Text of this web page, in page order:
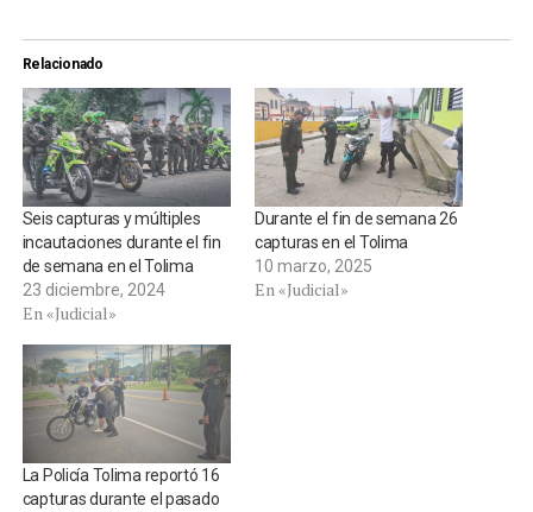
Relacionado
Seis capturas y múltiples
incautaciones durante el fin
de semana en el Tolima
23 diciembre, 2024
En «Judicial»
Durante el fin de semana 26
capturas en el Tolima
10 marzo, 2025
En «Judicial»
La Policía Tolima reportó 16
capturas durante el pasado